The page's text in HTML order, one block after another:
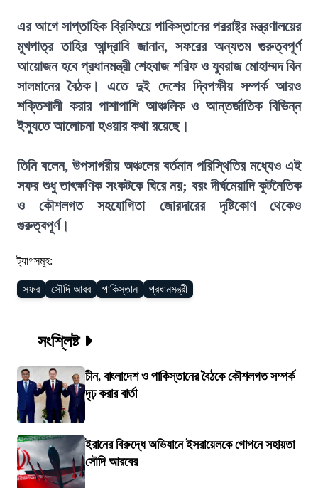
এর আগে সাপ্তাহিক ব্রিফিংয়ে পাকিস্তানের পররাষ্ট্র মন্ত্রণালয়ের
মুখপাত্র তাহির আন্দ্রাবি জানান, সফরের অন্যতম গুরুত্বপূর্ণ
আয়োজন হবে প্রধানমন্ত্রী শেহবাজ শরিফ ও যুবরাজ মোহাম্মদ বিন
সালমানের বৈঠক। এতে দুই দেশের দ্বিপক্ষীয় সম্পর্ক আরও
শক্তিশালী করার পাশাপাশি আঞ্চলিক ও আন্তর্জাতিক বিভিন্ন
ইস্যুতে আলোচনা হওয়ার কথা রয়েছে।
তিনি বলেন, উপসাগরীয় অঞ্চলের বর্তমান পরিস্থিতির মধ্যেও এই
সফর শুধু তাৎক্ষণিক সংকটকে ঘিরে নয়; বরং দীর্ঘমেয়াদি কূটনৈতিক
ও কৌশলগত সহযোগিতা জোরদারের দৃষ্টিকোণ থেকেও
গুরুত্বপূর্ণ।
ট্যাগসমূহ:
সফর সৌদি আরব পাকিস্তান প্রধানমন্ত্রী
সংশ্লিষ্ট
চীন, বাংলাদেশ ও পাকিস্তানের বৈঠকে কৌশলগত সম্পর্ক
দৃঢ় করার বার্তা
ইরানের বিরুদ্ধে অভিযানে ইসরায়েলকে গোপনে সহায়তা
সৌদি আরবের